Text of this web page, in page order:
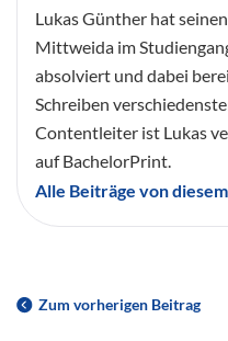
Lukas Günther hat
Mittweida im
absolviert und dabei
Schreiben
Contentleiter ist Lukas
auf BachelorPrint.
Alle Beiträge von
Zum vorherigen Beitrag